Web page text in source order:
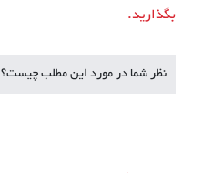
بگذارید.
نظر شما در مورد این مطلب چیست؟